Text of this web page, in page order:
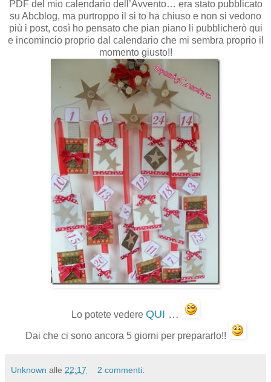
PDF del mio calendario dell’Avvento… era stato pubblicato
su Abcblog, ma purtroppo il si to ha chiuso e non si vedono
più i post, così ho pensato che pian piano li pubblicherò qui
e incomincio proprio dal calendario che mi sembra proprio il
momento giusto!!
Lo potete vedere QUI …
Dai che ci sono ancora 5 giorni per prepararlo!!
Unknown alle 22:17 2 commenti: